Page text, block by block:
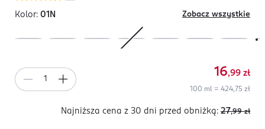
Kolor: 01N Zobacz wszystkie
16,99 zł
100 ml = 424,75 zł
Najniższa cena z 30 dni przed obniżką: 27,99 zł